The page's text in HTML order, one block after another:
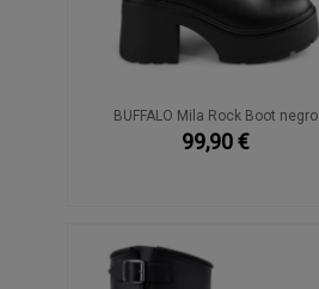
BUFFALO Mila Rock Boot negro
99,90 €